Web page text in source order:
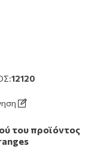
12120
του προϊόντος